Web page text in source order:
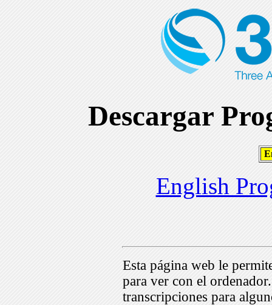
Descargar
English
Esta página web le
para ver con el
transcripciones para